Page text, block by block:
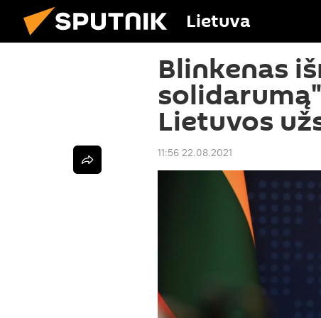
Lietuva
Blinkenas
Lietuvos
11:56 22.08.2021